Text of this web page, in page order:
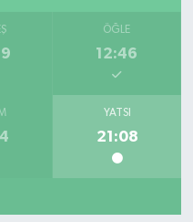
ÖĞLE
12:46
YATSI
21:08
İşte devasa ücret
72 yaşındaki sürücü
aldırış etmeden